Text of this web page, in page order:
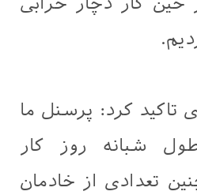
تاکید کرد: پرسنل ما
شبانه روز کار
تعدادی از خادمان